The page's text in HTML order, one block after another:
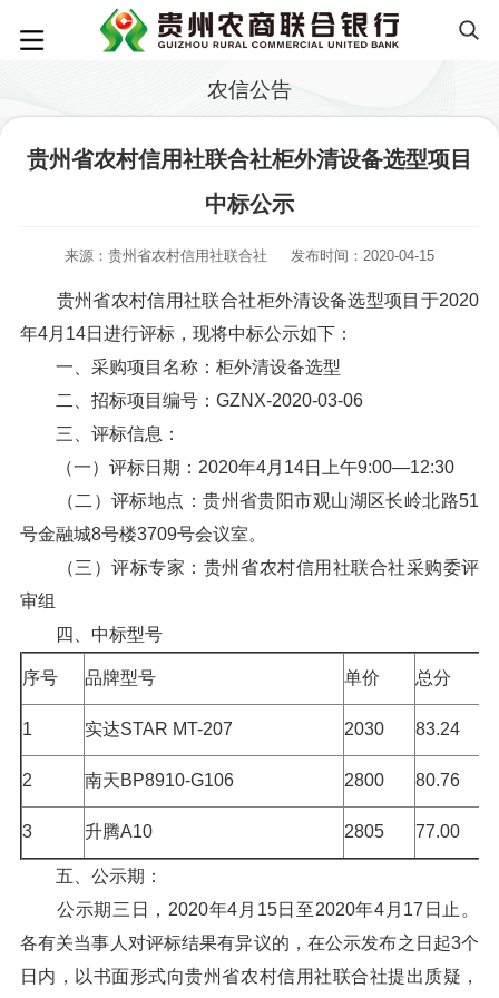
农信公告
贵州省农村信用社联合社柜外清设备选型项目
中标公示
来源：贵州省农村信用社联合社 发布时间：2020-04-15
贵州省农村信用社联合社柜外清设备选型项目于2020
年4月14日进行评标，现将中标公示如下：
一、采购项目名称：柜外清设备选型
二、招标项目编号：GZNX-2020-03-06
三、评标信息：
（一）评标日期：2020年4月14日上午9:00—12:30
（二）评标地点：贵州省贵阳市观山湖区长岭北路51
号金融城8号楼3709号会议室。
（三）评标专家：贵州省农村信用社联合社采购委评
审组
四、中标型号
序号 品牌型号 单价 总分
1 实达STAR MT-207 2030 83.24
2 南天BP8910-G106 2800 80.76
3 升腾A10 2805 77.00
五、公示期：
公示期三日，2020年4月15日至2020年4月17日止。
各有关当事人对评标结果有异议的，在公示发布之日起3个
日内，以书面形式向贵州省农村信用社联合社提出质疑，